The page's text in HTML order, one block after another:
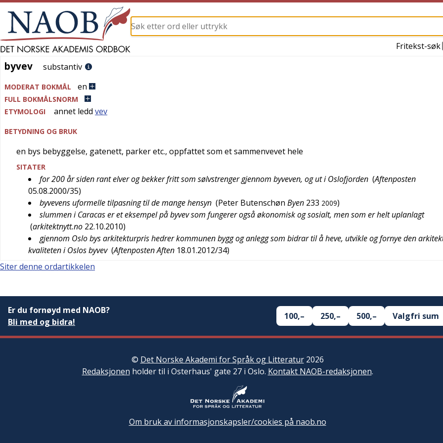
Fritekst-søk
byvev
byvev substantiv
MODERAT BOKMÅL en
FULL BOKMÅLSNORM
ETYMOLOGI
annet ledd vev
BETYDNING OG BRUK
en bys bebyggelse, gatenett, parker etc., oppfattet som et sammenvevet hele
SITATER
for 200 år siden rant elver og bekker fritt som sølvstrenger gjennom byveven, og ut i Oslofjorden (Aftenposten
05.08.2000/35)
byvevens uformelle tilpasning til de mange hensyn (Peter Butenschøn Byen 233 2009)
slummen i Caracas er et eksempel på byvev som fungerer også økonomisk og sosialt, men som er helt uplanlagt
(arkitektnytt.no 22.10.2010)
gjennom Oslo bys arkitekturpris hedrer kommunen bygg og anlegg som bidrar til å heve, utvikle og fornye den
kvaliteten i Oslos byvev (Aftenposten Aften 18.01.2012/34)
Siter denne ordartikkelen
Er du fornøyd med NAOB?
Bli med og bidra!
100,– 250,– 500,– Valgfri sum
© Det Norske Akademi for Språk og Litteratur2026
Redaksjonen holder til i Osterhaus' gate 27 i Oslo. Kontakt NAOB-redaksjonen.
Om bruk av informasjonskapsler/cookies på naob.no